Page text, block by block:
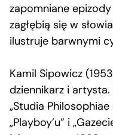
zapomniane
zagłębią się w
ilustruje barwnymi
Kamil Sipowicz
dziennikarz i artysta.
„Studia Philosophiae
„Playboy’u” i